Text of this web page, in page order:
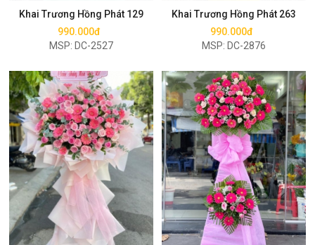
Khai Trương Hồng Phát 129
990.000đ
MSP: DC-2527
Khai Trương Hồng Phát 263
990.000đ
MSP: DC-2876
Mua ngay Mua ngay